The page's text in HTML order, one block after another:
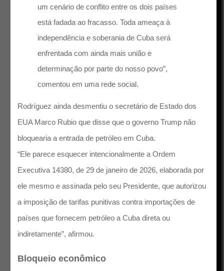
um cenário de conflito entre os dois países
está fadada ao fracasso. Toda ameaça à
independência e soberania de Cuba será
enfrentada com ainda mais união e
determinação por parte do nosso povo”,
comentou em uma rede social.
Rodríguez ainda desmentiu o secretário de Estado dos
EUA Marco Rubio que disse que o governo Trump não
bloquearia a entrada de petróleo em Cuba.
“Ele parece esquecer intencionalmente a Ordem
Executiva 14380, de 29 de janeiro de 2026, elaborada por
ele mesmo e assinada pelo seu Presidente, que autorizou
a imposição de tarifas punitivas contra importações de
países que fornecem petróleo a Cuba direta ou
indiretamente”, afirmou.
Bloqueio econômico